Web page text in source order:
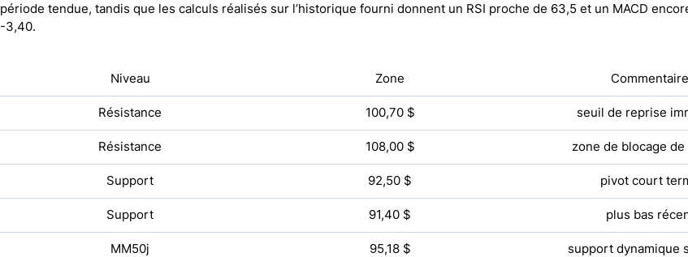
période tendue, tandis que les calculs réalisés sur l’historique fourni donnent un RSI proche de 63,5 et un MACD
-3,40.
Niveau Zone Commentaire
Résistance 100,70 $ seuil de reprise
Résistance 108,00 $ zone de blocage
Support 92,50 $ pivot court
Support 91,40 $ plus bas
MM50j 95,18 $ support dynamique